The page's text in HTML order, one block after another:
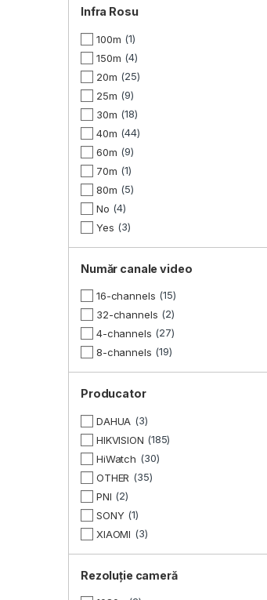
Infra Rosu
100m
1
150m
4
20m
25
25m
9
30m
18
40m
44
60m
9
70m
1
80m
5
No
4
Yes
3
Număr canale video
16-channels
15
32-channels
2
4-channels
27
8-channels
19
Producator
DAHUA
3
HIKVISION
185
HiWatch
30
OTHER
35
PNI
2
SONY 1
XIAOMI
3
Rezoluție cameră